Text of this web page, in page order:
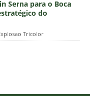
Serna para o Boca
do
Tricolor